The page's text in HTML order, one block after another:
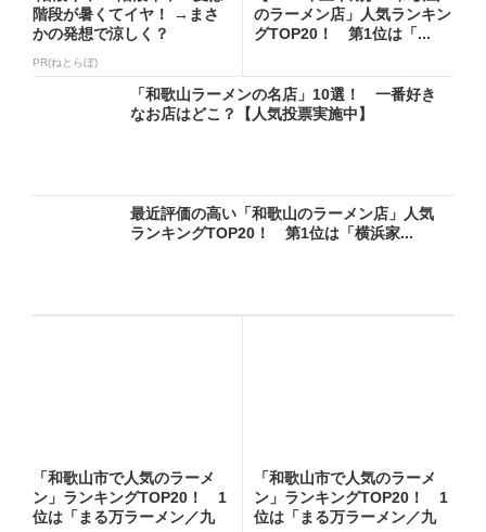
階段が暑くてイヤ！ →まさ
かの発想で涼しく？
PR(ねとらぼ)
のラーメン店」人気ランキン
グTOP20！ 第1位は「...
「和歌山ラーメンの名店」10選！ 一番好き
なお店はどこ？【人気投票実施中】
最近評価の高い「和歌山のラーメン店」人気
ランキングTOP20！ 第1位は「横浜家...
「和歌山市で人気のラーメ
ン」ランキングTOP20！ 1
位は「まる万ラーメン／九
「和歌山市で人気のラーメ
ン」ランキングTOP20！ 1
位は「まる万ラーメン／九